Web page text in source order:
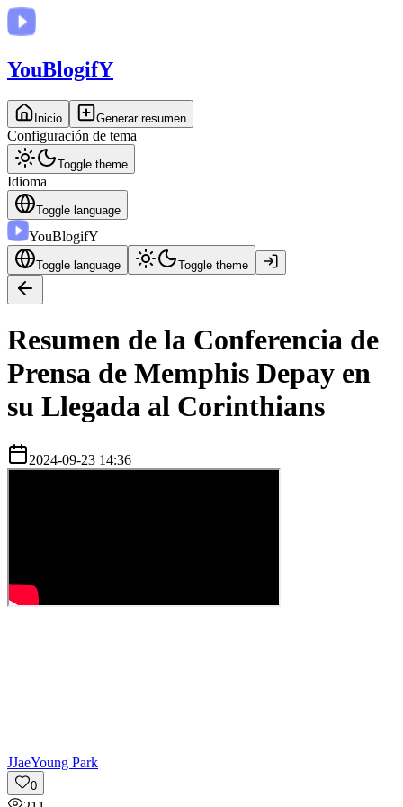
YouBlogifY
Inicio Generar resumen
Configuración de tema
Toggle theme
Idioma
Toggle language
YouBlogifY
Toggle language Toggle theme
Resumen de la Conferencia de
Prensa de Memphis Depay en
su Llegada al Corinthians
2024-09-23 14:36
JJaeYoung Park
0